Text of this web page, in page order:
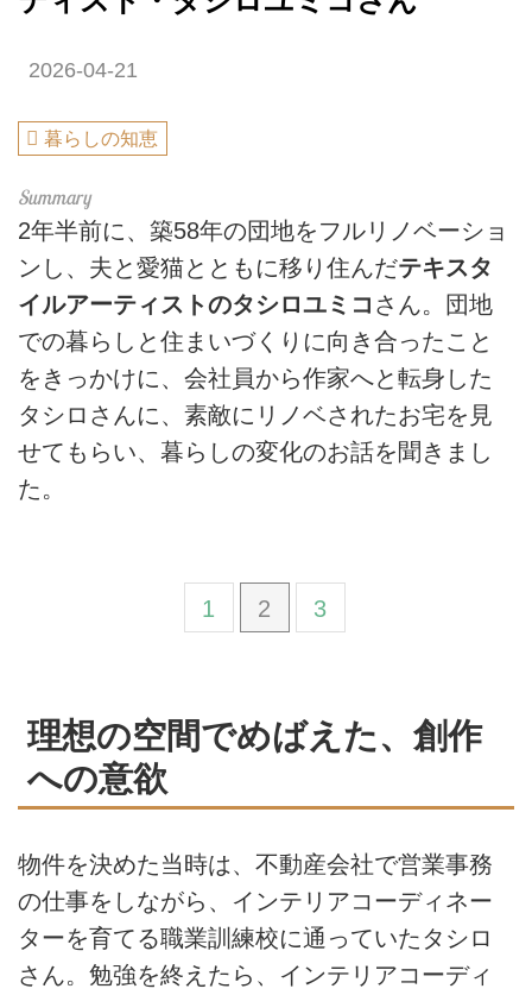
2026-04-21
暮らしの知恵
2年半前に、築58年の団地をフルリノベーショ
ンし、夫と愛猫とともに移り住んだテキスタ
イルアーティストのタシロユミコ さん。団地
での暮らしと住まいづくりに向き合ったこと
をきっかけに、会社員から作家へと転身した
タシロさんに、素敵にリノベされたお宅を見
せてもらい、暮らしの変化のお話を聞きまし
た。
1 2 3
理想の空間でめばえた、創作
への意欲
物件を決めた当時は、不動産会社で営業事務
の仕事をしながら、インテリアコーディネー
ターを育てる職業訓練校に通っていたタシロ
さん。勉強を終えたら、インテリアコーディ